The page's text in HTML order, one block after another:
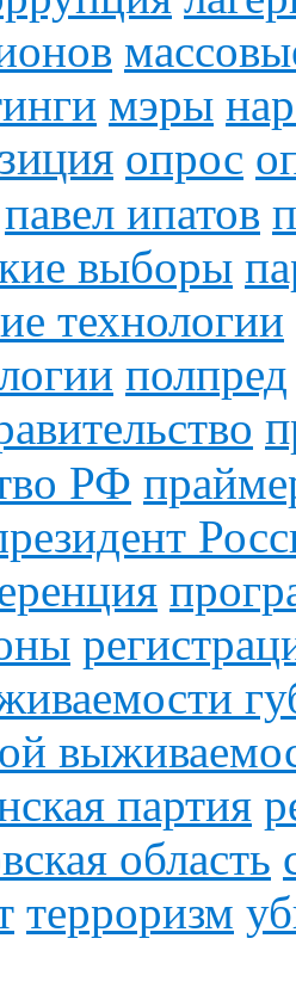
мэры
опрос
павел ипатов
выборы
технологии
полпред
РФ
партия
область
терроризм